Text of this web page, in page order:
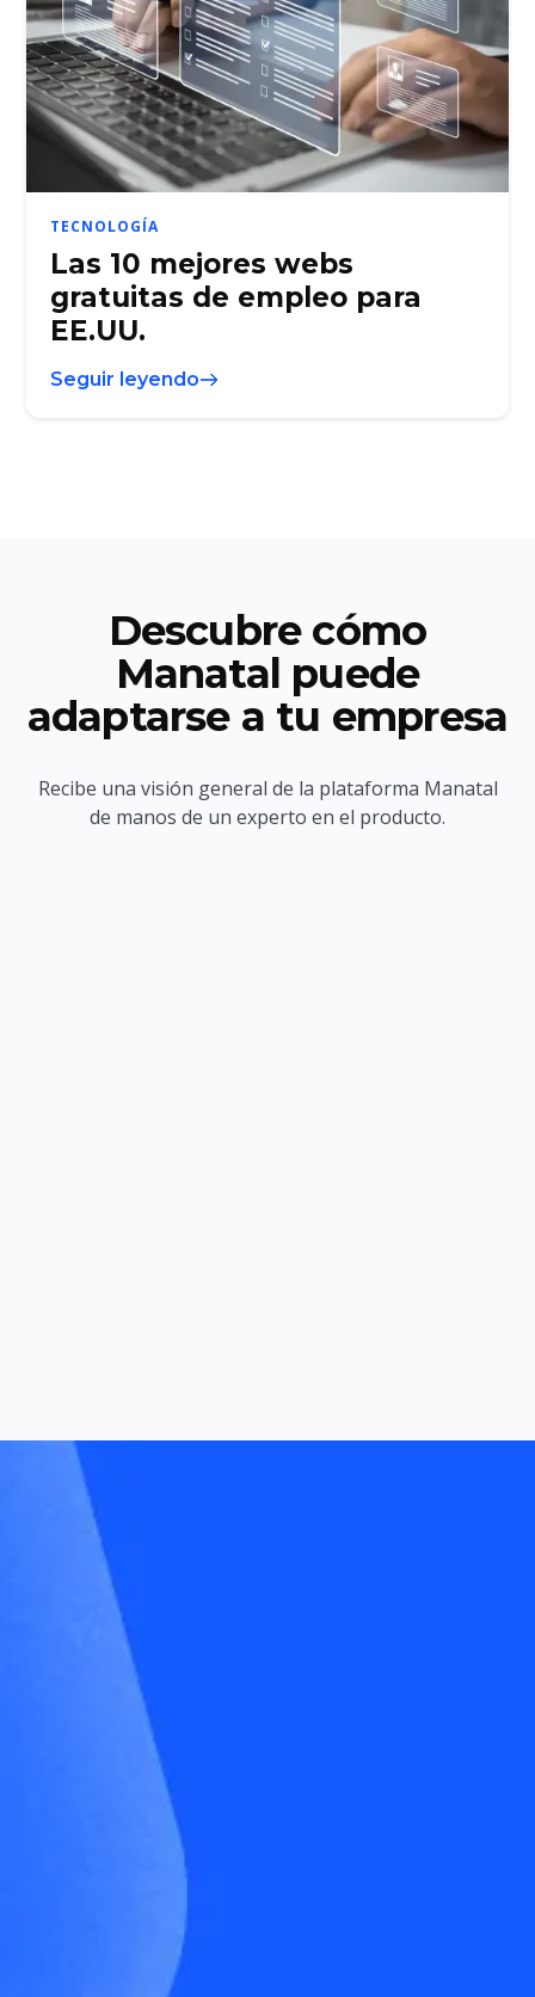
TECNOLOGÍA
Las 10 mejores webs
gratuitas de empleo para
EE.UU.
Seguir leyendo
Descubre cómo
Manatal puede
adaptarse a tu empresa
Recibe una visión general de la plataforma Manatal
de manos de un experto en el producto.